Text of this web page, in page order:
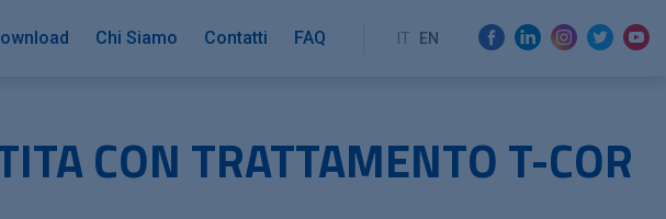
Chi Siamo Contatti FAQ IT EN
CON TRATTAMENTO T-COR